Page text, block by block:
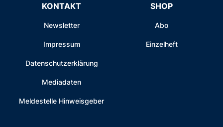
KONTAKT
Newsletter
Impressum
Datenschutzerklärung
Mediadaten
Meldestelle Hinweisgeber
SHOP
Abo
Einzelheft